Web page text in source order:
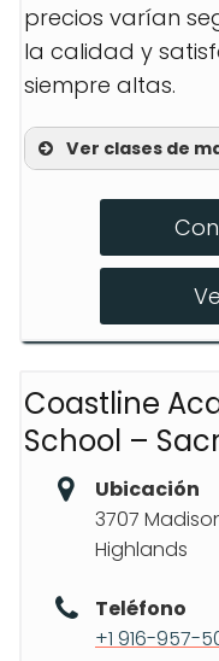
precios varían
la calidad y
siempre altas.
Ver clases de
Clases
Coastline
School –
Ubicación
3707
Highlands
Teléfono
+1 916-957-